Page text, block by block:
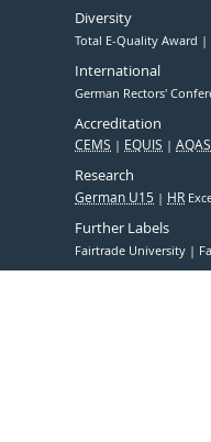
Diversity
Total E-Quality Award
International
German Rectors'
Accreditation
CEMS EQUIS AQAS
Research
German U15 HR
Further Labels
Fairtrade University